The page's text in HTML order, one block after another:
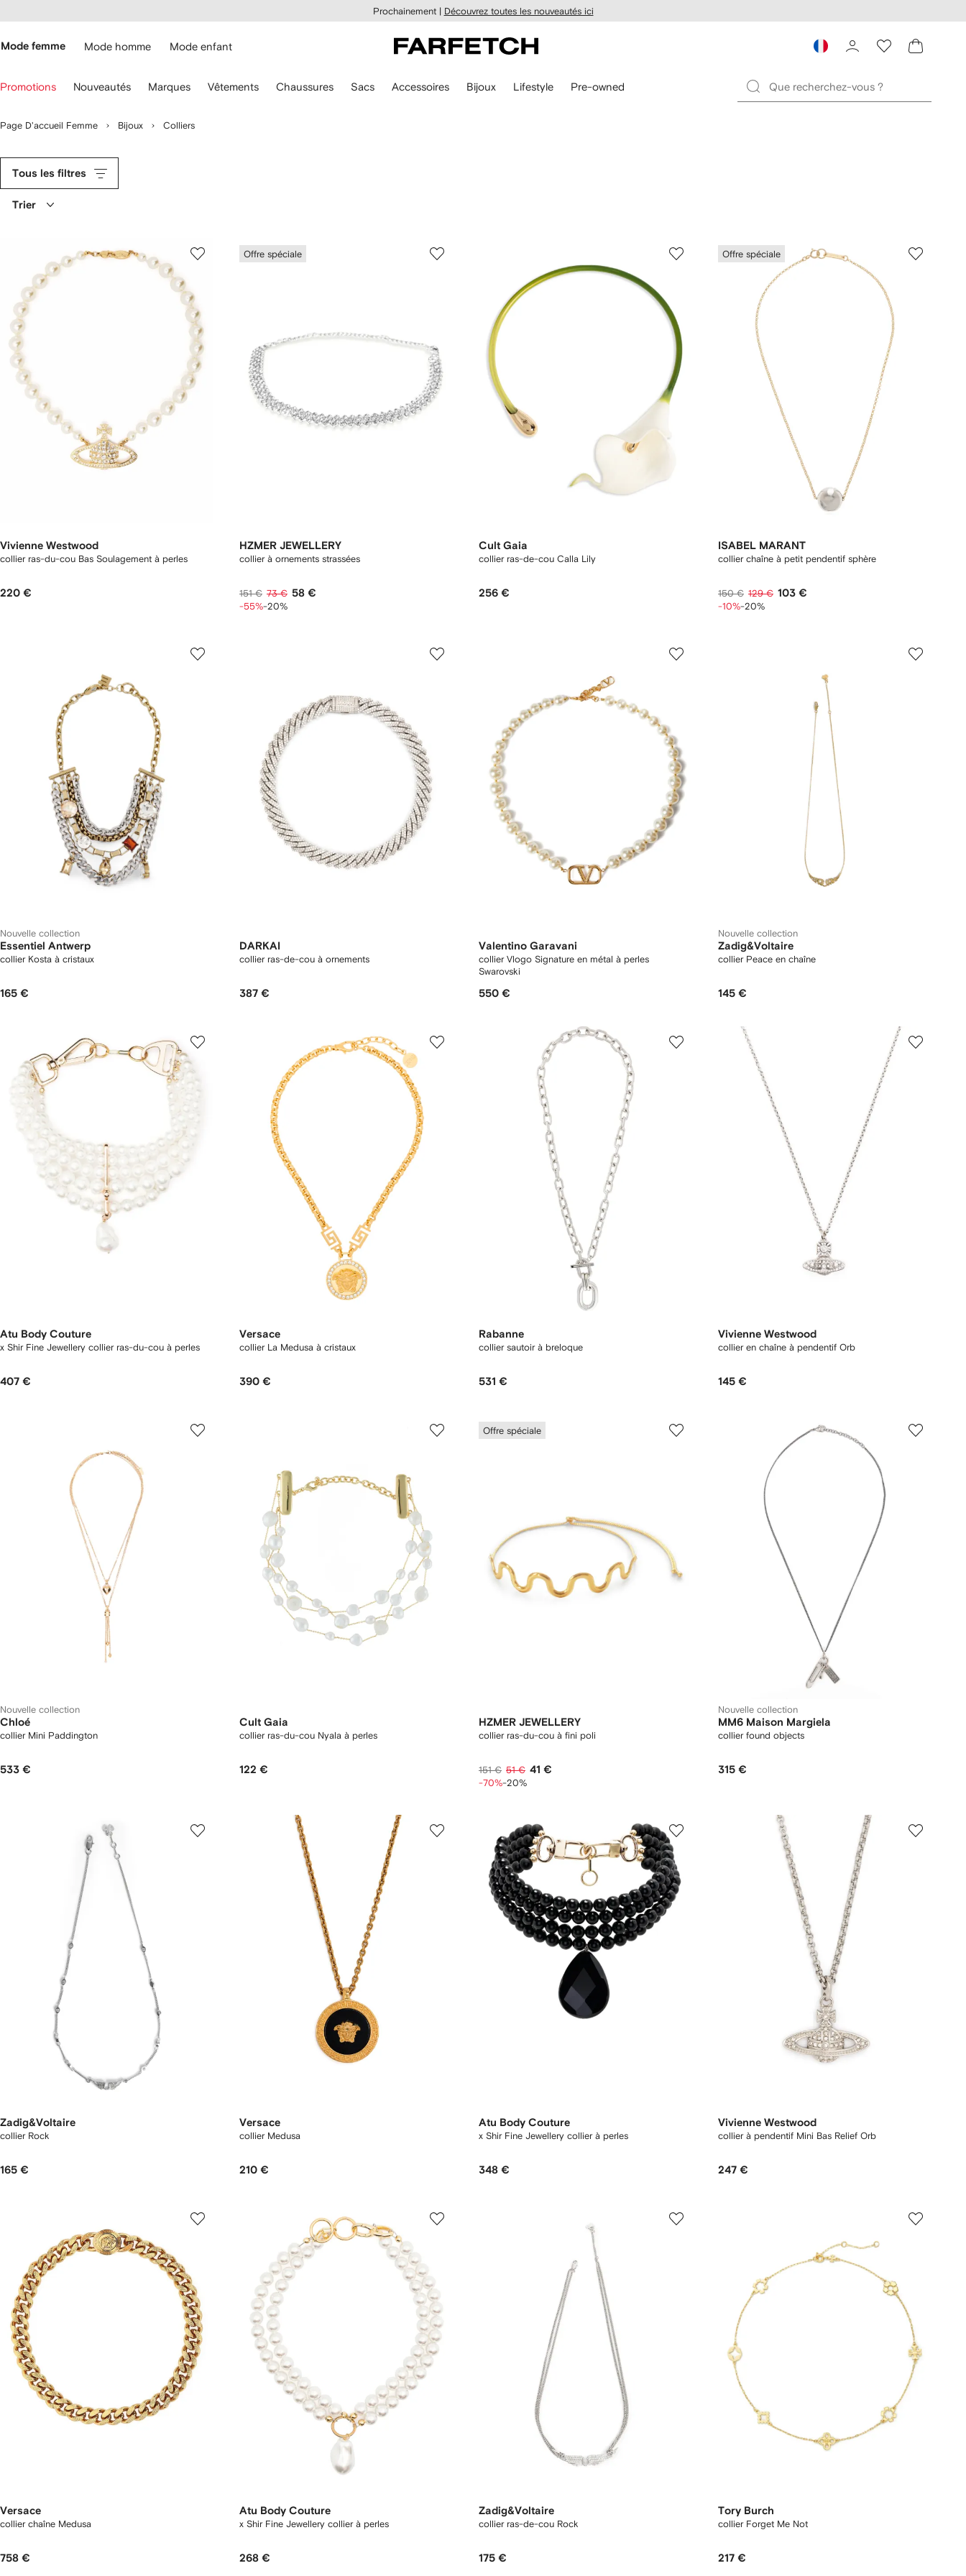
principal
Prochainement | Découvrez toutes les nouveautés ici
Mode femme Mode homme Mode enfant
Promotions Nouveautés Marques Vêtements Chaussures Sacs Accessoires Bijoux Lifestyle Pre-owned
Page D'accueil Femme Bijoux Colliers
Tous les filtres
Trier
Vivienne Westwood
collier ras-du-cou Bas Soulagement à perles
220 €
Offre spéciale
HZMER JEWELLERY
collier à ornements strassées
151 € 73 € 58 €
-55%-20%
Cult Gaia
collier ras-de-cou Calla Lily
256 €
Offre spéciale
ISABEL MARANT
collier chaîne à petit pendentif sphère
150 € 129 € 103 €
-10%-20%
Nouvelle collection
Essentiel Antwerp
collier Kosta à cristaux
165 €
DARKAI
collier ras-de-cou à ornements
387 €
Valentino Garavani
collier Vlogo Signature en métal à perles
Swarovski
550 €
Nouvelle collection
Zadig&Voltaire
collier Peace en chaîne
145 €
Atu Body Couture
x Shir Fine Jewellery collier ras-du-cou à perles
407 €
Versace
collier La Medusa à cristaux
390 €
Rabanne
collier sautoir à breloque
531 €
Vivienne Westwood
collier en chaîne à pendentif Orb
145 €
Nouvelle collection
Chloé
collier Mini Paddington
533 €
Cult Gaia
collier ras-du-cou Nyala à perles
122 €
Offre spéciale
HZMER JEWELLERY
collier ras-du-cou à fini poli
151 € 51 € 41 €
-70%-20%
Nouvelle collection
MM6 Maison Margiela
collier found objects
315 €
Zadig&Voltaire
collier Rock
165 €
Versace
collier Medusa
210 €
Atu Body Couture
x Shir Fine Jewellery collier à perles
348 €
Vivienne Westwood
collier à pendentif Mini Bas Relief Orb
247 €
Versace
collier chaîne Medusa
758 €
Atu Body Couture
x Shir Fine Jewellery collier à perles
268 €
Zadig&Voltaire
collier ras-de-cou Rock
175 €
Tory Burch
collier Forget Me Not
217 €